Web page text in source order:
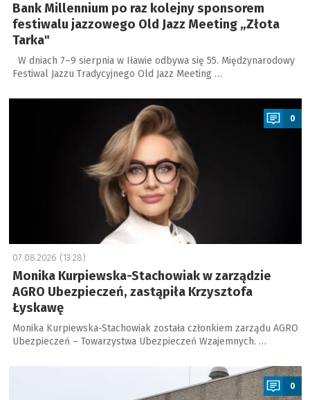
Bank Millennium po raz kolejny sponsorem
festiwalu jazzowego Old Jazz Meeting „Złota
Tarka"
W dniach 7–9 sierpnia w Iławie odbywa się 55. Międzynarodowy
Festiwal Jazzu Tradycyjnego Old Jazz Meeting …
a
0
07.08.2026 (13:28)
Monika Kurpiewska-Stachowiak w zarządzie
AGRO Ubezpieczeń, zastąpiła Krzysztofa
Łyskawę
Monika Kurpiewska-Stachowiak została członkiem zarządu AGRO
Ubezpieczeń – Towarzystwa Ubezpieczeń Wzajemnych. …
0